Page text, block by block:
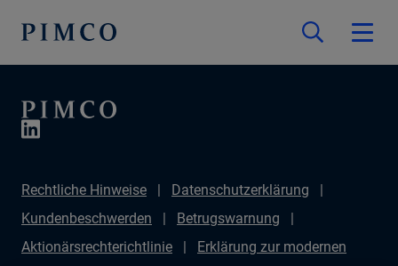
Rechtliche Hinweise
Datenschutzerklärung
Kundenbeschwerden
Betrugswarnung
Aktionärsrechterichtlinie
Erklärung zur modernen